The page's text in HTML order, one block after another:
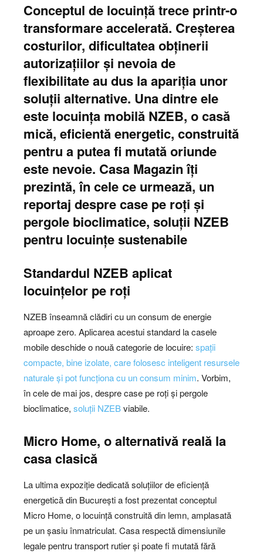
Conceptul de locuință trece printr-o
transformare accelerată. Creșterea
costurilor, dificultatea obținerii
autorizațiilor și nevoia de
flexibilitate au dus la apariția unor
soluții alternative. Una dintre ele
este locuința mobilă NZEB, o casă
mică, eficientă energetic, construită
pentru a putea fi mutată oriunde
este nevoie. Casa Magazin îți
prezintă, în cele ce urmează, un
reportaj despre case pe roți și
pergole bioclimatice, soluții NZEB
pentru locuințe sustenabile
Standardul NZEB aplicat
locuințelor pe roți
NZEB înseamnă clădiri cu un consum de energie
aproape zero. Aplicarea acestui standard la casele
mobile deschide o nouă categorie de locuire: spații
compacte, bine izolate, care folosesc inteligent resursele
naturale și pot funcționa cu un consum minim. Vorbim,
în cele de mai jos, despre case pe roți și pergole
bioclimatice, soluții NZEBviabile.
Micro Home, o alternativă reală la
casa clasică
La ultima expoziție dedicată soluțiilor de eficiență
energetică din București a fost prezentat conceptul
Micro Home, o locuință construită din lemn, amplasată
pe un șasiu înmatriculat. Casa respectă dimensiunile
legale pentru transport rutier și poate fi mutată fără